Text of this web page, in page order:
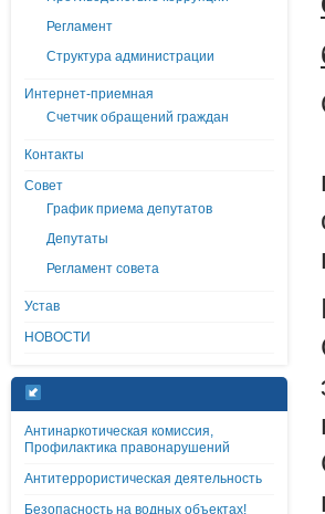
Регламент
Структура администрации
Интернет-приемная
Счетчик обращений граждан
Контакты
Совет
График приема депутатов
Депутаты
Регламент совета
Устав
НОВОСТИ
Антинаркотическая комиссия,
Профилактика правонарушений
Антитеррористическая деятельность
Безопасность на водных объектах!